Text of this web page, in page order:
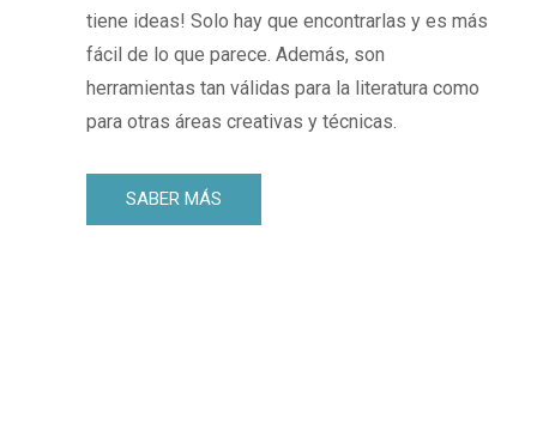
tiene ideas! Solo hay que encontrarlas y es más
fácil de lo que parece. Además, son
herramientas tan válidas para la literatura como
para otras áreas creativas y técnicas.
SABER MÁS